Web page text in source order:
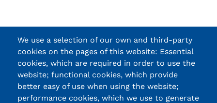
We use a selection of our own and third-party
cookies on the pages of this website: Essential
cookies, which are required in order to use the
website; functional cookies, which provide
better easy of use when using the website;
performance cookies, which we use to generate